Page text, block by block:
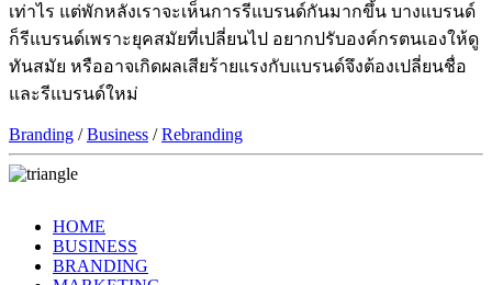
เท่าไร แต่พักหลังเราจะเห็นการรีแบรนด์กันมากขึ้น บางแบรนด์
ก็รีแบรนด์เพราะยุคสมัยที่เปลี่ยนไป อยากปรับองค์กรตนเองให้ดู
ทันสมัย หรืออาจเกิดผลเสียร้ายแรงกับแบรนด์จึงต้องเปลี่ยนชื่อ
และรีแบรนด์ใหม่
Branding /Business /Rebranding
HOME
BUSINESS
BRANDING